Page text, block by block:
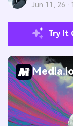
Jun 11, 26 ·
Try It